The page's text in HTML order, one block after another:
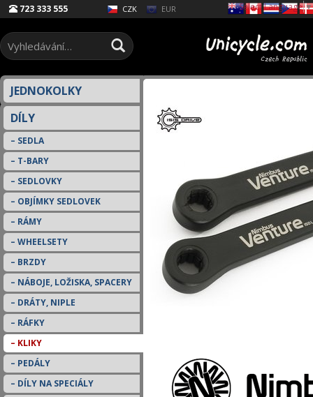
723 333 555 CZK EUR
JEDNOKOLKY
DÍLY
SEDLA
T-BARY
SEDLOVKY
OBJÍMKY SEDLOVEK
RÁMY
WHEELSETY
BRZDY
NÁBOJE, LOŽISKA, SPACERY
DRÁTY, NIPLE
RÁFKY
KLIKY
PEDÁLY
DÍLY NA SPECIÁLY
Select Language▼